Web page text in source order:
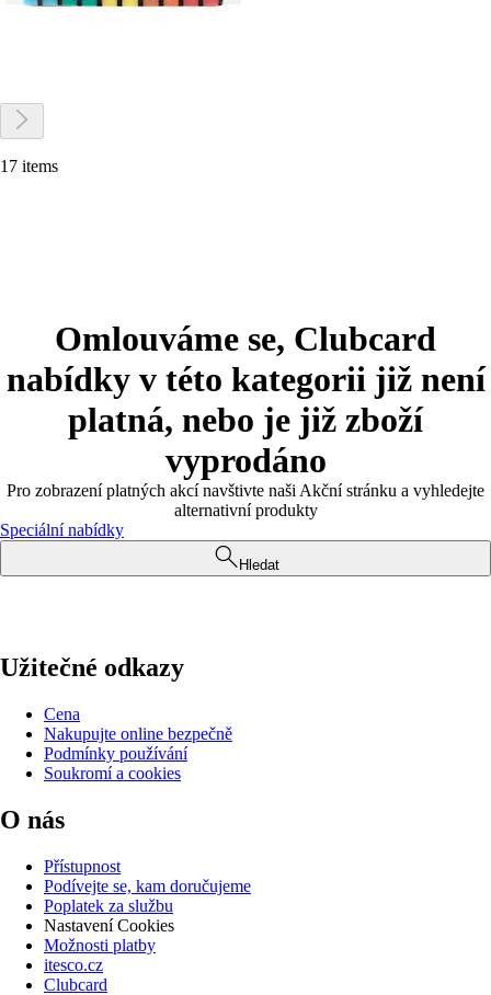
17 items
Omlouváme se, Clubcard
nabídky v této kategorii již není
platná, nebo je již zboží
vyprodáno
Pro zobrazení platných akcí navštivte naši Akční stránku a vyhledejte
alternativní produkty
Speciální nabídky
Hledat
Užitečné odkazy
Cena
Nakupujte online bezpečně
Podmínky používání
Soukromí a cookies
O nás
Přístupnost
Podívejte se, kam doručujeme
Poplatek za službu
Nastavení Cookies
Možnosti platby
itesco.cz
Clubcard